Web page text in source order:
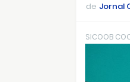
de Jornal
SICOOB